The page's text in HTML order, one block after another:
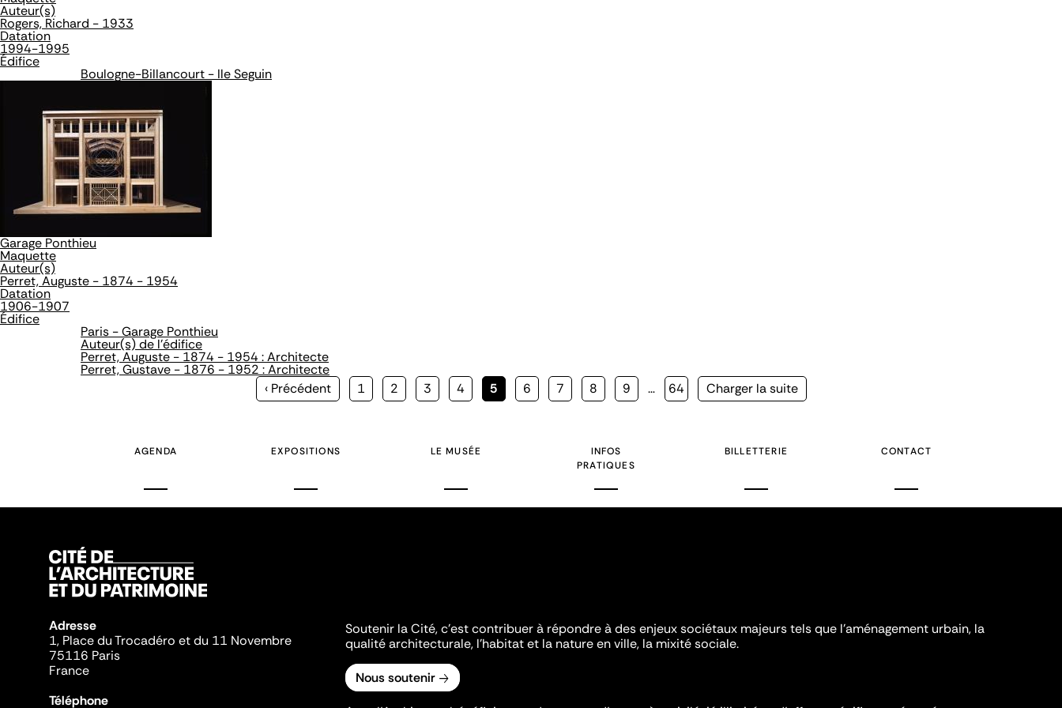
Auteur(s)
Rogers, Richard - 1933
Datation
1994-1995
Édifice
Boulogne-Billancourt - Ile Seguin
Garage Ponthieu
Maquette
Auteur(s)
Perret, Auguste - 1874 - 1954
Datation
1906-1907
Édifice
Paris - Garage Ponthieu
Auteur(s) de l'édifice
Perret, Auguste - 1874 - 1954 : Architecte
Perret, Gustave - 1876 - 1952 : Architecte
Page
‹ Précédent Page
1 Page
2 Page
3 Page
4
Page
5 Page
6 Page
7 Page
8 Page
9 … Page
64
Page
Charger la suite
AGENDA EXPOSITIONS LE MUSÉE
INFOS
PRATIQUES
BILLETTERIE CONTACT
Adresse
1, Place du Trocadéro et du 11 Novembre
75116 Paris
France
Téléphone
Soutenir la Cité, c'est contribuer à répondre à des enjeux sociétaux majeurs tels que l'aménagement urbain, la
qualité architecturale, l'habitat et la nature en ville, la mixité sociale.
Nous soutenir